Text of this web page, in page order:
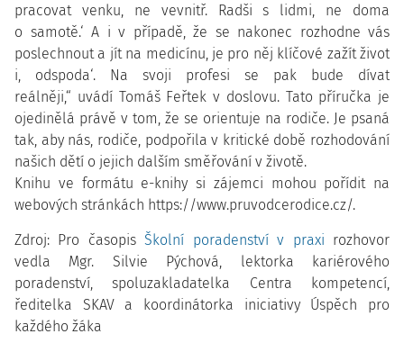
pracovat venku, ne vevnitř. Radši s lidmi, ne doma
o samotě.‘ A i v případě, že se nakonec rozhodne vás
poslechnout a jít na medicínu, je pro něj klíčové zažít život
i, odspoda‘. Na svoji profesi se pak bude dívat
reálněji,“ uvádí Tomáš Feřtek v doslovu. Tato příručka je
ojedinělá právě v tom, že se orientuje na rodiče. Je psaná
tak, aby nás, rodiče, podpořila v kritické době rozhodování
našich dětí o jejich dalším směřování v životě.
Knihu ve formátu e-knihy si zájemci mohou pořídit na
webových stránkách https://www.pruvodcerodice.cz/.
Zdroj: Pro časopisŠkolní poradenství v praxi rozhovor
vedla Mgr. Silvie Pýchová, lektorka kariérového
poradenství, spoluzakladatelka Centra kompetencí,
ředitelka SKAV a koordinátorka iniciativy Úspěch pro
každého žáka